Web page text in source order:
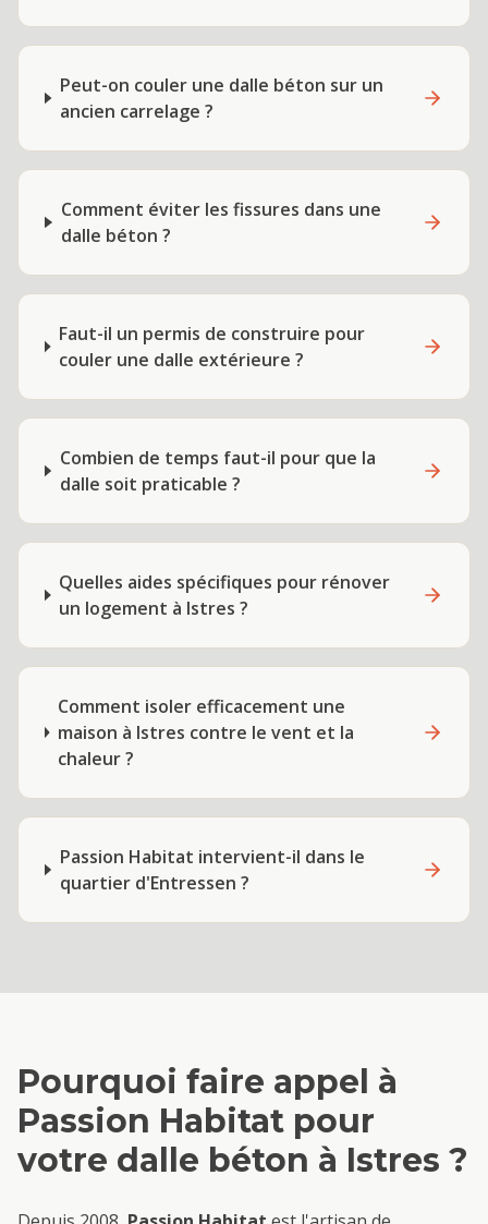
Peut-on couler une dalle béton sur un
ancien carrelage ?
Comment éviter les fissures dans une
dalle béton ?
Faut-il un permis de construire pour
couler une dalle extérieure ?
Combien de temps faut-il pour que la
dalle soit praticable ?
Quelles aides spécifiques pour rénover
un logement à Istres ?
Comment isoler efficacement une
maison à Istres contre le vent et la
chaleur ?
Passion Habitat intervient-il dans le
quartier d'Entressen ?
Pourquoi faire appel à
Passion Habitat pour
votre dalle béton à Istres ?